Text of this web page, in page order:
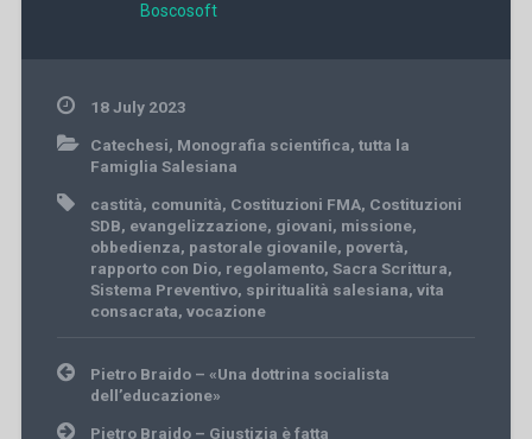
Boscosoft
18 July 2023
Catechesi, Monografia scientifica, tutta la
Famiglia Salesiana
castità, comunità, Costituzioni FMA, Costituzioni
SDB, evangelizzazione, giovani, missione,
obbedienza, pastorale giovanile, povertà,
rapporto con Dio, regolamento, Sacra Scrittura,
Sistema Preventivo, spiritualità salesiana, vita
consacrata, vocazione
Post
navigation
Pietro Braido – «Una dottrina socialista
dell’educazione»
Pietro Braido – Giustizia è fatta